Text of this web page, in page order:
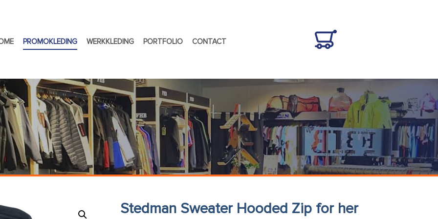
PROMOKLEDING WERKKLEDING PORTFOLIO CONTACT
Stedman Sweater Hooded Zip for her